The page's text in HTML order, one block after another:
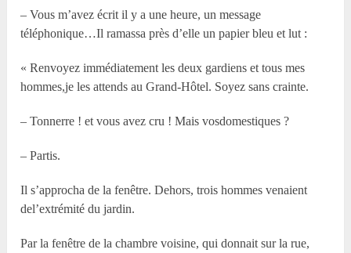
– Vous m’avez écrit il y a une heure, un message
téléphonique…Il ramassa près d’elle un papier bleu et lut :
« Renvoyez immédiatement les deux gardiens et tous mes
hommes,je les attends au Grand-Hôtel. Soyez sans crainte.
– Tonnerre ! et vous avez cru ! Mais vosdomestiques ?
– Partis.
Il s’approcha de la fenêtre. Dehors, trois hommes venaient
del’extrémité du jardin.
Par la fenêtre de la chambre voisine, qui donnait sur la rue,